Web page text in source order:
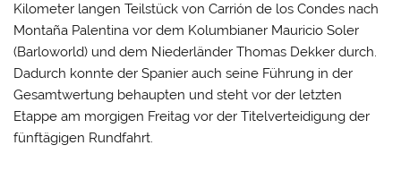
Kilometer langen Teilstück von Carrión de los Condes nach
Montaña Palentina vor dem Kolumbianer Mauricio Soler
(Barloworld) und dem Niederländer Thomas Dekker durch.
Dadurch konnte der Spanier auch seine Führung in der
Gesamtwertung behaupten und steht vor der letzten
Etappe am morgigen Freitag vor der Titelverteidigung der
fünftägigen Rundfahrt.